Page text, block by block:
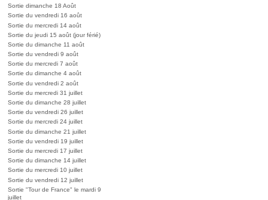
Sortie dimanche 18 Août
Sortie du vendredi 16 août
Sortie du mercredi 14 août
Sortie du jeudi 15 août (jour férié)
Sortie du dimanche 11 août
Sortie du vendredi 9 août
Sortie du mercredi 7 août
Sortie du dimanche 4 août
Sortie du vendredi 2 août
Sortie du mercredi 31 juillet
Sortie du dimanche 28 juillet
Sortie du vendredi 26 juillet
Sortie du mercredi 24 juillet
Sortie du dimanche 21 juillet
Sortie du vendredi 19 juillet
Sortie du mercredi 17 juillet
Sortie du dimanche 14 juillet
Sortie du mercredi 10 juillet
Sortie du vendredi 12 juillet
Sortie "Tour de France" le mardi 9
juillet